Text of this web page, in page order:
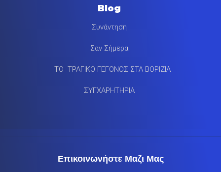
Blog
Συνάντηση
Σαν Σήμερα
ΤΟ ΤΡΑΓΙΚΟ ΓΕΓΟΝΟΣ ΣΤΑ ΒΟΡΙΖΙΑ
ΣΥΓΧΑΡΗΤΗΡΙΑ
Επικοινωνήστε Μαζι Μας